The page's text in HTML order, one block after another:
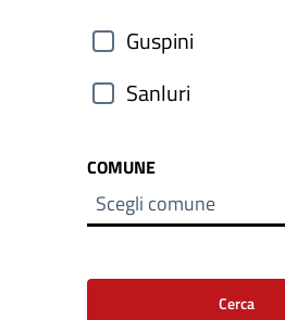
Guspini
Sanluri
COMUNE
Scegli comune